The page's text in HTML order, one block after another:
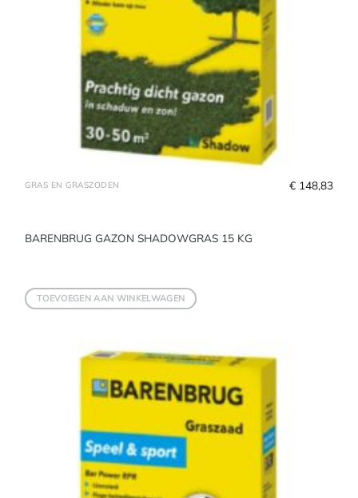
GRAS EN GRASZODEN
BARENBRUG GAZON SHADOWGRAS 15 KG
€ 148,83
TOEVOEGEN AAN WINKELWAGEN